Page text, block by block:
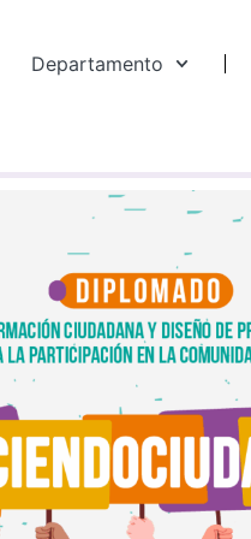
Departamento